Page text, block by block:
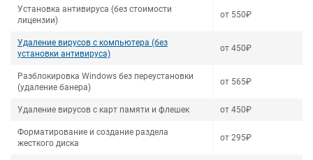
Установка антивируса (без стоимости
лицензии)
от 550₽
Удаление вирусов с компьютера (без
установки антивируса)
от 450₽
Разблокировка Windows без переустановки
(удаление банера)
от 565₽
Удаление вирусов с карт памяти и флешек от 450₽
Форматирование и создание раздела
жесткого диска
от 295₽